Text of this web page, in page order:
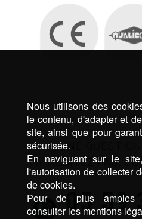
UNE
N’HÉSITEZ PAS,
05 59
Nous utilisons des
le contenu, d'adapter et
site, ainsi que pour
sécurisée.
En naviguant sur le
l'autorisation de collecter
de cookies.
Pour de plus amples
consulter les mentions